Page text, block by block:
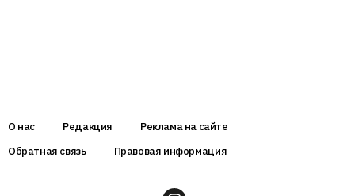
О нас Редакция
Реклама на сайте
Обратная связь
Правовая информация